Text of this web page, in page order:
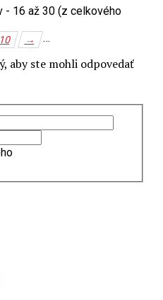
- 16 až 30 (z celkového
…
10 →
aby ste mohli odpovedať